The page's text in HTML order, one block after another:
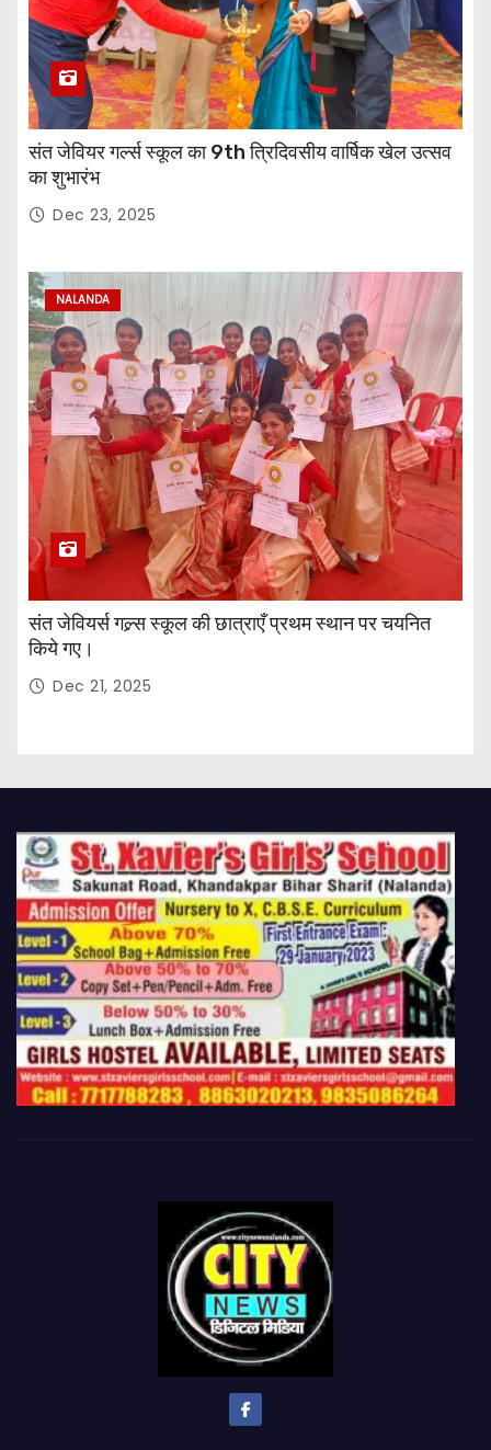
संत जेवियर गर्ल्स स्कूल का 9th त्रिदिवसीय वार्षिक खेल उत्सव
का शुभारंभ
Dec 23, 2025
NALANDA
संत जेवियर्स गल्र्स स्कूल की छात्र‌ाएँ प्रथम स्थान पर चयनित
किये गए।
Dec 21, 2025